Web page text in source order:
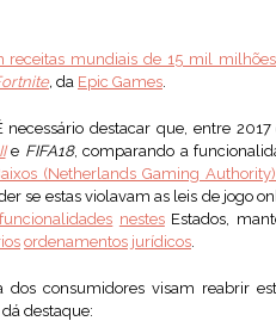
receitas mundiais de 15 mil
, da Epic Games.
destacar que, entre
e FIFA18, comparando a
(Netherlands Gaming
se estas violavam as leis de jogo
nestesEstados,
ordenamentos jurídicos.
dos consumidores visam reabrir
destaque: